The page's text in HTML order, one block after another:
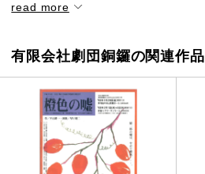
read more
有限会社劇団銅鑼の関連作品